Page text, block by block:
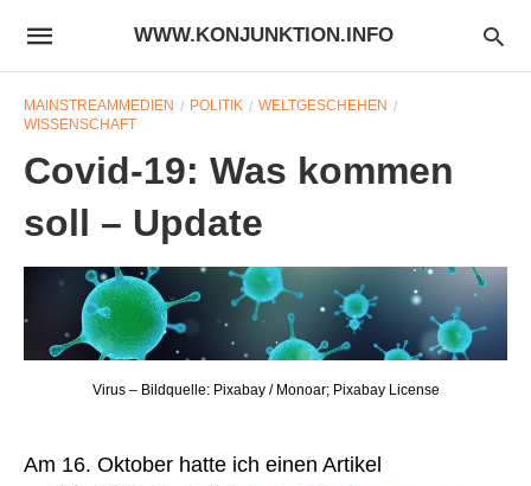
WWW.KONJUNKTION.INFO
MAINSTREAMMEDIEN POLITIK
WELTGESCHEHEN
WISSENSCHAFT
Covid-19: Was kommen
soll – Update
Virus – Bildquelle: Pixabay / Monoar; Pixabay License
Am 16. Oktober hatte ich einen Artikel